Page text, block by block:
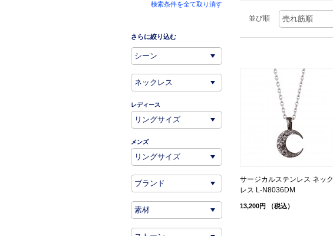
並び順
サージカルステンレス ネック
レス L-N8036DM
13,200円 （税込）
検索条件を全て取り消す
さらに絞り込む
レディース
メンズ